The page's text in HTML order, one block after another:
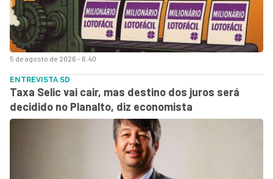
5 de agosto de 2026 - 6:40
ENTREVISTA SD
Taxa Selic vai cair, mas destino dos juros será
decidido no Planalto, diz economista